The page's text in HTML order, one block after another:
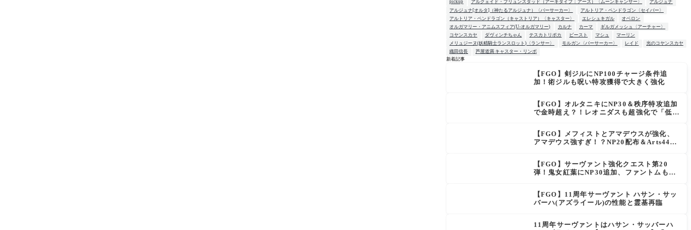
pickup アルクェイド・ブリュンスタッド（アーキタイプ：アース）〈ムーンキャンサー〉
アルジュナ
アルジュナ[オルタ]（神たるアルジュナ）〈バーサーカー〉
アルトリア・ペンドラゴン〈セイバー〉
アルトリア・ペンドラゴン（キャストリア）〈キャスター〉
エレシュキガル
オベロン
オルガマリー・アニムスフィア(U-オルガマリー)
カルナ カーマ
ギルガメッシュ〈アーチャー〉
コヤンスカヤ
ダヴィンチちゃん テスカトリポカ ビースト マシュ
マーリン
メリュジーヌ(妖精騎士ランスロット)〈ランサー〉
モルガン〈バーサーカー〉 レイド
光のコヤンスカヤ
織田信長
芦屋道満 キャスター・リンボ
新着記事
【FGO】剣ジルにNP100チャージ条件追
加！術ジルも呪い特攻獲得で大きく強化
【FGO】オルタニキにNP30＆秩序特攻追加
で金時超え？！レオニダスも超強化で「低レ
【FGO】メフィストとアマデウスが強化、
アマデウス強すぎ！？NP20配布＆Arts44％
【FGO】サーヴァント強化クエスト第20
弾！鬼女紅葉にNP30追加、ファントムも大
【FGO】11周年サーヴァント ハサン・サッ
バーハ(アズライール)の性能と霊基再臨
11周年サーヴァントはハサン・サッバーハ